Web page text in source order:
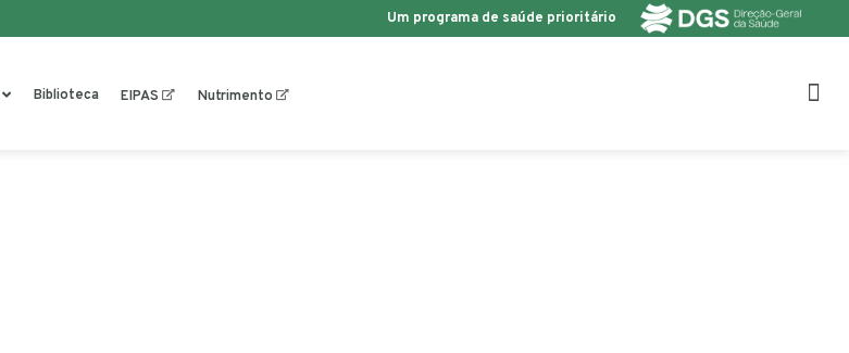
Um programa de saúde prioritário
Biblioteca EIPAS Nutrimento